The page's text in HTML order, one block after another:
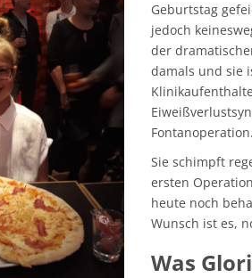
Geburtstag
jedoch
der
damals und sie
Fontanoperation.
Sie schimpft
ersten
heute noch
Wunsch ist es,
Was